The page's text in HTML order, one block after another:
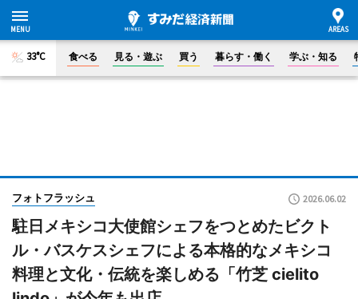
33°C 食べる 見る・遊ぶ 買う 暮らす・働く 学ぶ・知る
フォトフラッシュ 2026.06.02
駐日メキシコ大使館シェフをつとめたビクト
ル・バスケスシェフによる本格的なメキシコ
料理と文化・伝統を楽しめる「竹芝 cielito